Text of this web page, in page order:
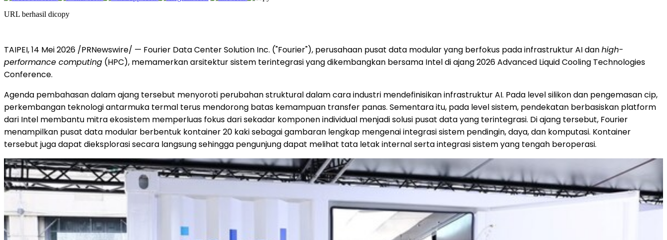
URL berhasil dicopy
TAIPEI, 14 Mei 2026 /PRNewswire/ — Fourier Data Center Solution Inc. ("Fourier"), perusahaan pusat data modular yang berfokus pada infrastruktur AI danhigh-
performance computing (HPC), memamerkan arsitektur sistem terintegrasi yang dikembangkan bersama Intel di ajang 2026 Advanced Liquid Cooling Technologies
Conference.
Agenda pembahasan dalam ajang tersebut menyoroti perubahan struktural dalam cara industri mendefinisikan infrastruktur AI. Pada level silikon dan pengemasan cip,
perkembangan teknologi antarmuka termal terus mendorong batas kemampuan transfer panas. Sementara itu, pada level sistem, pendekatan berbasiskan platform
dari Intel membantu mitra ekosistem memperluas fokus dari sekadar komponen individual menjadi solusi pusat data yang terintegrasi. Di ajang tersebut, Fourier
menampilkan pusat data modular berbentuk kontainer 20 kaki sebagai gambaran lengkap mengenai integrasi sistem pendingin, daya, dan komputasi. Kontainer
tersebut juga dapat dieksplorasi secara langsung sehingga pengunjung dapat melihat tata letak internal serta integrasi sistem yang tengah beroperasi.